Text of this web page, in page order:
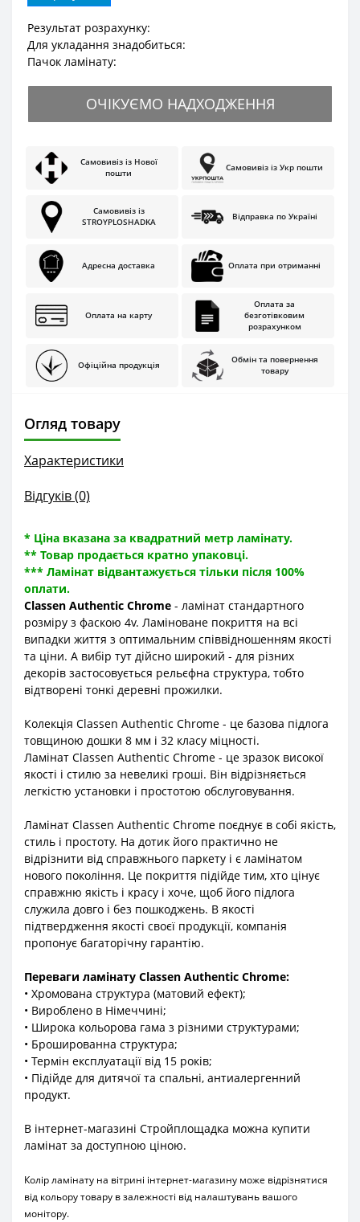
Результат розрахунку:
Для укладання знадобиться:
Пачок ламінату:
ОЧІКУЄМО НАДХОДЖЕННЯ
Самовивіз із Нової
пошти
Самовивіз із Укр пошти
Самовивіз із
STROYPLOSHADKA
Відправка по Україні
Адресна доставка Оплата при отриманні
Оплата на карту
Оплата за
безготівковим
розрахунком
Офіційна продукція
Обмін та повернення
товару
Огляд товару
Характеристики
Відгуків (0)
* Ціна вказана за квадратний метр ламінату.
** Товар продається кратно упаковці.
*** Ламінат відвантажується тільки після 100%
оплати.
Classen Authentic Chrome - ламінат стандартного
розміру з фаскою 4v. Ламіноване покриття на всі
випадки життя з оптимальним співвідношенням якості
та ціни. А вибір тут дійсно широкий - для різних
декорів застосовується рельєфна структура, тобто
відтворені тонкі деревні прожилки.
Колекція Classen Authentic Chrome - це базова підлога
товщиною дошки 8 мм і 32 класу міцності.
Ламінат Classen Authentic Chrome - це зразок високої
якості і стилю за невеликі гроші. Він відрізняється
легкістю установки і простотою обслуговування.
Ламінат Classen Authentic Chrome поєднує в собі якість,
стиль і простоту. На дотик його практично не
відрізнити від справжнього паркету і є ламінатом
нового покоління. Це покриття підійде тим, хто цінує
справжню якість і красу і хоче, щоб його підлога
служила довго і без пошкоджень. В якості
підтвердження якості своєї продукції, компанія
пропонує багаторічну гарантію.
Переваги ламінату Classen Authentic Chrome:
• Хромована структура (матовий ефект);
• Вироблено в Німеччині;
• Широка кольорова гама з різними структурами;
• Брошированна структура;
• Термін експлуатації від 15 років;
• Підійде для дитячої та спальні, антиалергенний
продукт.
В інтернет-магазині Стройплощадка можна купити
ламінат за доступною ціною.
Колір ламінату на вітрині інтернет-магазину може відрізнятися
від кольору товару в залежності від налаштувань вашого
монітору.